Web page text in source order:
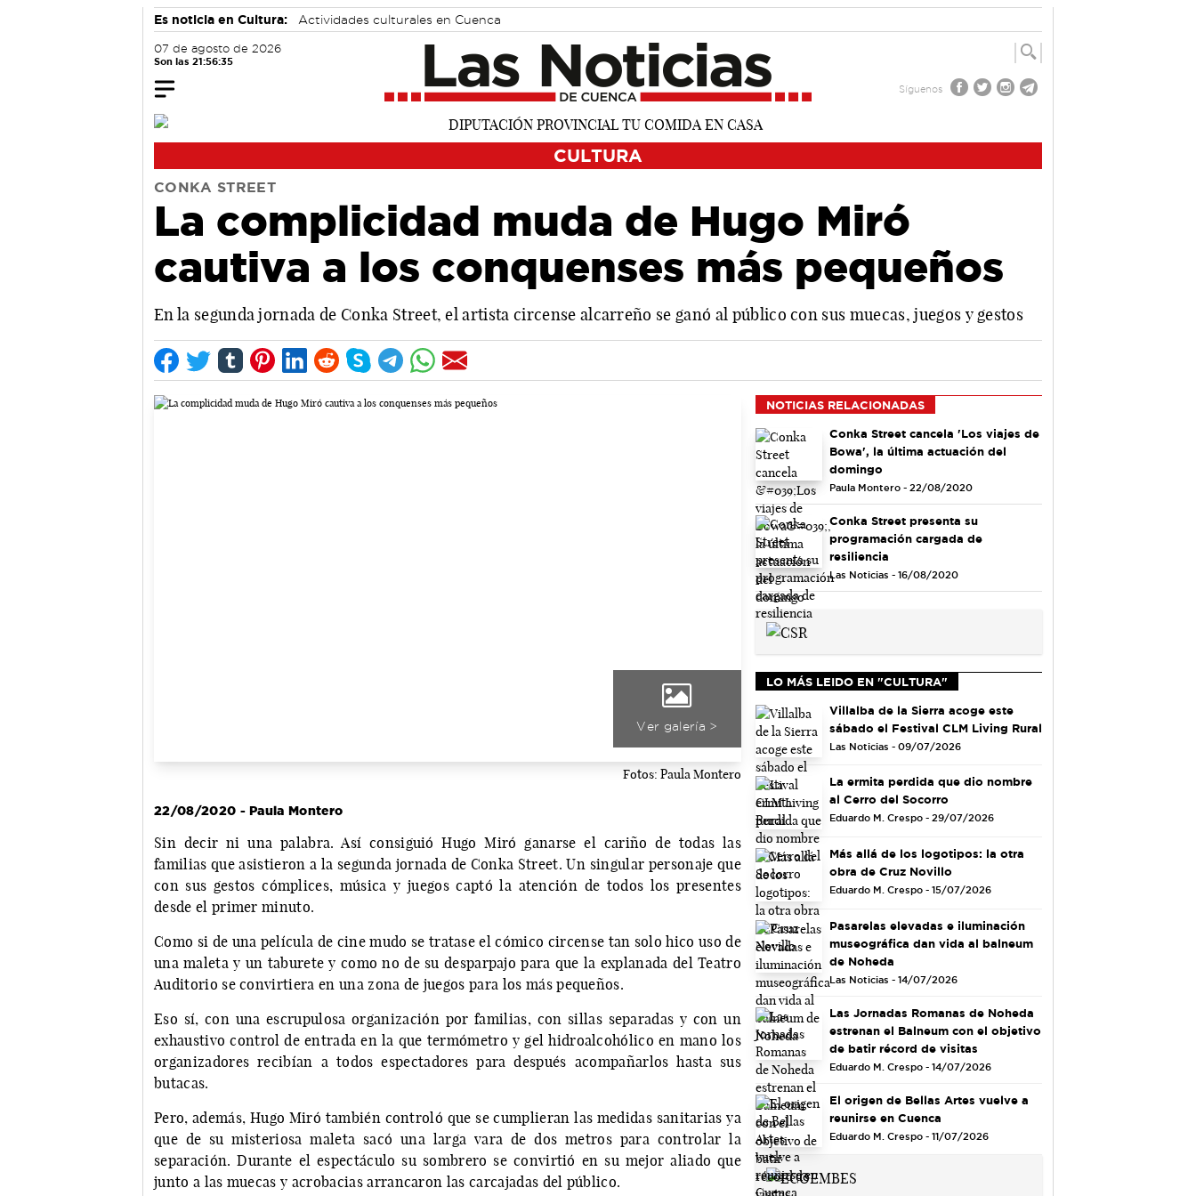
Es noticia en Cultura: Actividades culturales en Cuenca
07 de agosto de 2026
Son las 21:56:36
Síguenos
CULTURA
CONKA STREET
La complicidad muda de Hugo Miró
cautiva a los conquenses más pequeños
En la segunda jornada de Conka Street, el artista circense alcarreño se ganó al público con sus muecas, juegos y gestos
Ver galería >
Fotos: Paula Montero
22/08/2020 - Paula Montero
Sin decir ni una palabra. Así consiguió Hugo Miró ganarse el cariño de todas las
familias que asistieron a la segunda jornada de Conka Street. Un singular personaje que
con sus gestos cómplices, música y juegos captó la atención de todos los presentes
desde el primer minuto.
Como si de una película de cine mudo se tratase el cómico circense tan solo hico uso de
una maleta y un taburete y como no de su desparpajo para que la explanada del Teatro
Auditorio se convirtiera en una zona de juegos para los más pequeños.
Eso sí, con una escrupulosa organización por familias, con sillas separadas y con un
exhaustivo control de entrada en la que termómetro y gel hidroalcohólico en mano los
organizadores recibían a todos espectadores para después acompañarlos hasta sus
butacas.
Pero, además, Hugo Miró también controló que se cumplieran las medidas sanitarias ya
que de su misteriosa maleta sacó una larga vara de dos metros para controlar la
separación. Durante el espectáculo su sombrero se convirtió en su mejor aliado que
junto a las muecas y acrobacias arrancaron las carcajadas del público.
NOTICIAS RELACIONADAS
Conka Street cancela 'Los viajes de
Bowa', la última actuación del
domingo
Paula Montero - 22/08/2020
Conka Street presenta su
programación cargada de
resiliencia
Las Noticias - 16/08/2020
LO MÁS LEIDO EN "CULTURA"
Villalba de la Sierra acoge este
sábado el Festival CLM Living Rural
Las Noticias - 09/07/2026
La ermita perdida que dio nombre
al Cerro del Socorro
Eduardo M. Crespo - 29/07/2026
Más allá de los logotipos: la otra
obra de Cruz Novillo
Eduardo M. Crespo - 15/07/2026
Pasarelas elevadas e iluminación
museográfica dan vida al balneum
de Noheda
Las Noticias - 14/07/2026
Las Jornadas Romanas de Noheda
estrenan el Balneum con el objetivo
de batir récord de visitas
Eduardo M. Crespo - 14/07/2026
El origen de Bellas Artes vuelve a
reunirse en Cuenca
Eduardo M. Crespo - 11/07/2026